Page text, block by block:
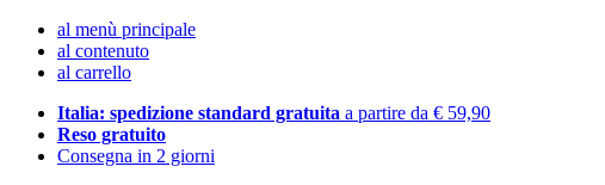
al menù principale
al contenuto
al carrello
Italia: spedizione standard gratuita a partire da € 59,90
Reso gratuito
Consegna in 2 giorni